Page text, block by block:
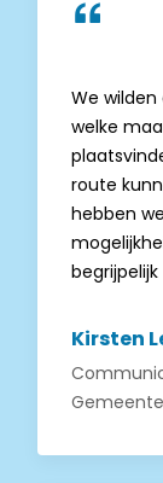
We
welke
route
hebben
Kirsten